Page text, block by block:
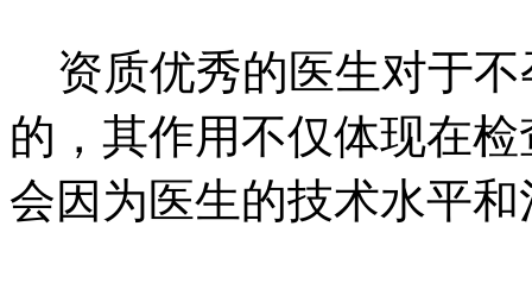
资质优秀的医生对于不
的，其作用不仅体现在
会因为医生的技术水平